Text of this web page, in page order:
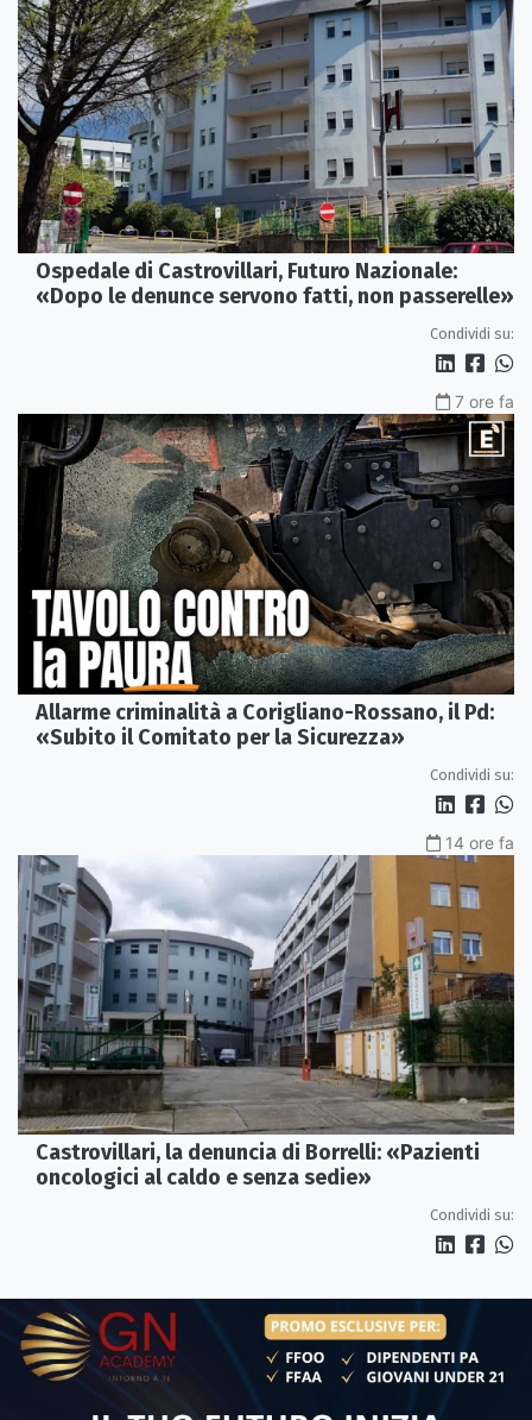
Ospedale di Castrovillari, Futuro Nazionale:
«Dopo le denunce servono fatti, non passerelle»
Condividi su:
7 ore fa
Allarme criminalità a Corigliano-Rossano, il Pd:
«Subito il Comitato per la Sicurezza»
Condividi su:
14 ore fa
Castrovillari, la denuncia di Borrelli: «Pazienti
oncologici al caldo e senza sedie»
Condividi su: